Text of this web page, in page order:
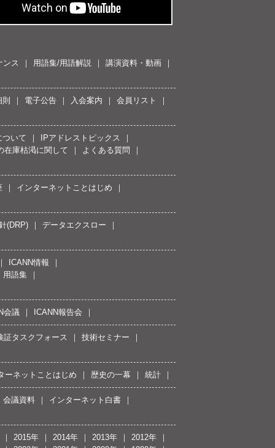
ンス 用語集/用語解説 講演資料・動画
則 電子公告 入会案内 会員リスト
ついて
IPアドレストピックス
在庫枯渇に関して
よくある質問
インターネットことはじめ
(DRP) データエクスロー
ICANN情報
用語集
会議 ICANN報告会
タスクフォース 技術セミナー
ーネットことはじめ 歴史の一幕 統計
会議資料 インターネット白書
2015年 2014年 2013年
2012年